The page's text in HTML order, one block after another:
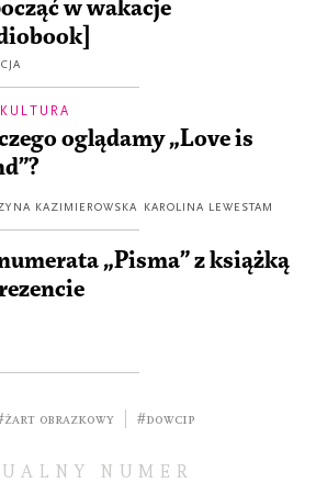
w wakacje
oglądamy „Love is
KAZIMIEROWSKA KAROLINA LEWESTAM
„Pisma” z książką
obrazkowy #dowcip
NUMER